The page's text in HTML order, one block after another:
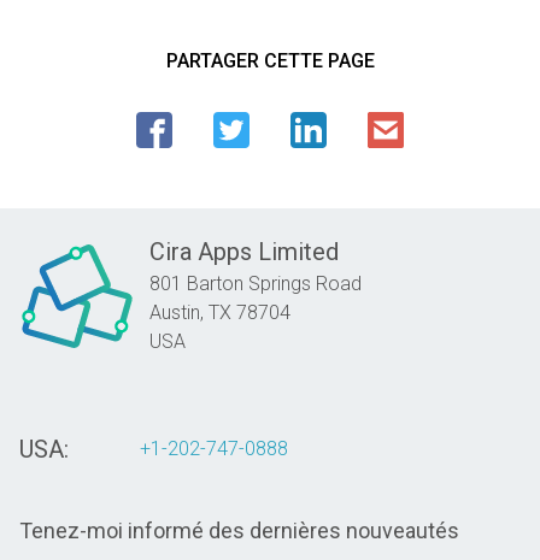
PARTAGER CETTE PAGE
Cira Apps Limited
801 Barton Springs Road
Austin, TX 78704
USA
USA: +1-202-747-0888
Tenez-moi informé des dernières nouveautés